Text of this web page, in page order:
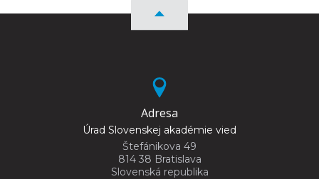
Adresa
Úrad Slovenskej akadémie vied
Štefánikova 49
814 38 Bratislava
Slovenská republika